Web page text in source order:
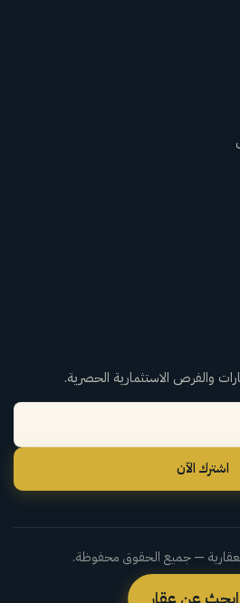
والفرص الاستثمارية الحصرية.
اشترك الآن